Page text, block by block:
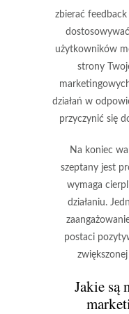
zbierać
użytkowników
strony
działań w
przyczynić się
Na koniec
szeptany jest
wymaga
działaniu.
postaci
Jakie są